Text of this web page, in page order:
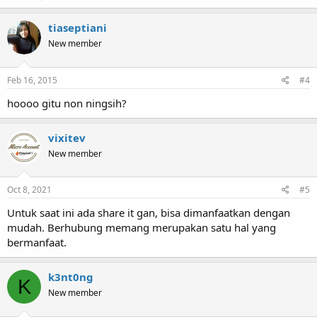
tiaseptiani
New member
Feb 16, 2015 #4
hoooo gitu non ningsih?
vixitev
New member
Oct 8, 2021 #5
Untuk saat ini ada share it gan, bisa dimanfaatkan dengan
mudah. Berhubung memang merupakan satu hal yang
bermanfaat.
K k3nt0ng
New member